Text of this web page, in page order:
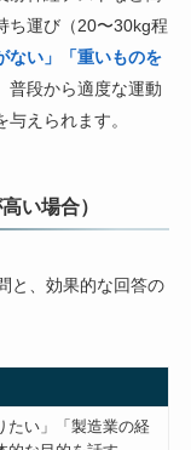
ち運び（20〜30kg程
ない」「重いものを
普段から適度な運動
えられます。
い場合）
と、効果的な回答の
たい」「製造業の経